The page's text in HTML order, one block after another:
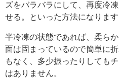
ズをバラバラにして、再度冷
せる。といった方法になります
半冷凍の状態であれば、柔ら
面は固まっているので簡単に
もなく、多少振ったりしても
はありません。